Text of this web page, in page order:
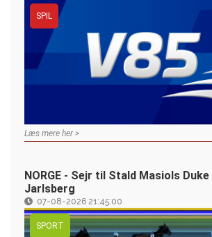
SPIL
Læs mere her >
NORGE - Sejr til Stald Masiols
Jarlsberg
07-08-2026 21:45:00
SPORT